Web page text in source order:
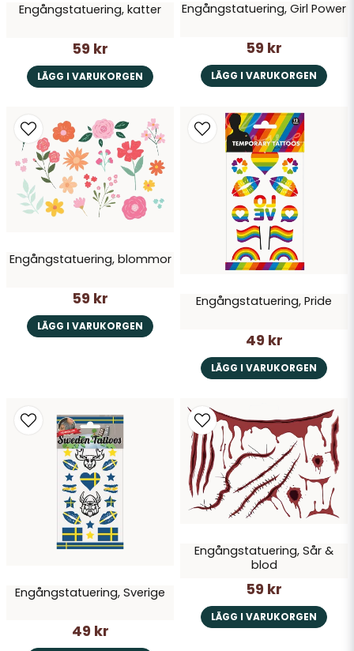
Skicka fråga
Engångstatuering, katter
59 kr
LÄGG I VARUKORGEN
Engångstatuering, Girl Power
59 kr
LÄGG I VARUKORGEN
Engångstatuering, blommor
59 kr
LÄGG I VARUKORGEN
Engångstatuering, Pride
49 kr
LÄGG I VARUKORGEN
Engångstatuering, Sverige
49 kr
Engångstatuering, Sår &
blod
59 kr
LÄGG I VARUKORGEN